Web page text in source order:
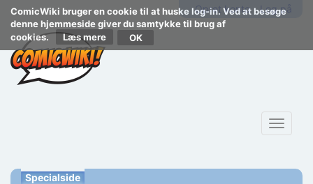
ComicWiki bruger en cookie til at huske log-in. Ved at besøge
denne hjemmeside giver du samtykke til brug af
cookies.
Læs mere
Opret konto Log på
Toggle
Specialside